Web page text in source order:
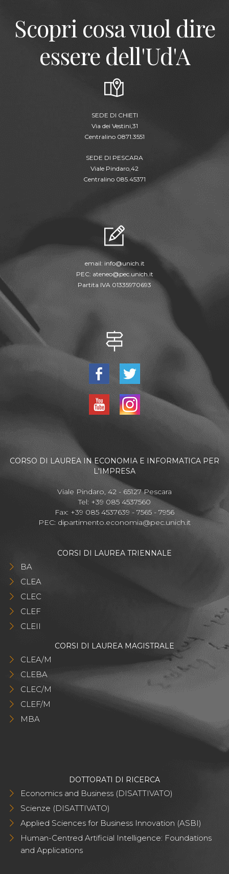
Scopri cosa vuol dire
essere dell'Ud'A
SEDE DI CHIETI
Via dei Vestini,31
Centralino 0871.3551
SEDE DI PESCARA
Viale Pindaro,42
Centralino 085.45371
email: info@unich.it
PEC: ateneo@pec.unich.it
Partita IVA 01335970693
CORSO DI LAUREA IN ECONOMIA E INFORMATICA PER
L'IMPRESA
Viale Pindaro, 42 - 65127 Pescara
Tel: +39 085 4537560
Fax: +39 085 4537639 - 7565 - 7956
PEC: dipartimento.economia@pec.unich.it
CORSI DI LAUREA TRIENNALE
BA
CLEA
CLEC
CLEF
CLEII
CORSI DI LAUREA MAGISTRALE
CLEA/M
CLEBA
CLEC/M
CLEF/M
MBA
DOTTORATI DI RICERCA
Economics and Business (DISATTIVATO)
Scienze (DISATTIVATO)
Applied Sciences for Business Innovation (ASBI)
Human-Centred Artificial Intelligence: Foundations
and Applications